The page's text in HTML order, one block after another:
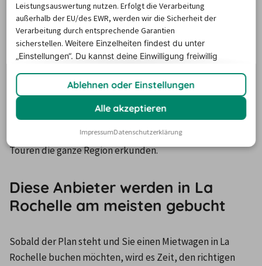
wenn der Durchschnitt nur etwas unter 9 Tage lag.
Kürzer wurden in La Rochelle die Mietwagen im
Dezember gebucht, wenn die Dauer der Nutzung auf
durchschnittlich 2 Tage absank. Das heißt jedoch nicht,
dass man nun im Dezember einen Leihwagen in La
Rochelle ganz einfach finden kann. Es ist auch hier besser,
möglichst frühzeitig zu buchen.
Richtig geplant, braucht man dann vor Ort nicht mehr nur
im Hotel zu sitzen, sondern man kann auf entspannten
Touren die ganze Region erkunden.
Diese Anbieter werden in La
Rochelle am meisten gebucht
Sobald der Plan steht und Sie einen Mietwagen in La
Rochelle buchen möchten, wird es Zeit, den richtigen
Leistungsauswertung nutzen. Erfolgt die Verarbeitung
außerhalb der EU/des EWR, werden wir die Sicherheit der
Verarbeitung durch entsprechende Garantien
sicherstellen.Weitere Einzelheiten findest du unter
„Einstellungen“. Du kannst deine Einwilligung freiwillig
Ablehnen oder Einstellungen
Alle akzeptieren
ImpressumDatenschutzerklärung